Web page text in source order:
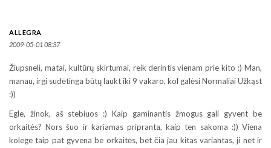
ALLEGRA
2009-05-01 08:37
Žiupsneli, matai, kultūrų skirtumai, reik derintis vienam prie kito :) Man,
manau, irgi sudėtinga būtų laukt iki 9 vakaro, kol galėsi Normaliai Užkąst
:))
Egle, žinok, aš stebiuos :) Kaip gaminantis žmogus gali gyvent be
orkaitės? Nors šuo ir kariamas pripranta, kaip ten sakoma :)) Viena
kolege taip pat gyvena be orkaitės, bet čia jau kitas variantas, ji net ir